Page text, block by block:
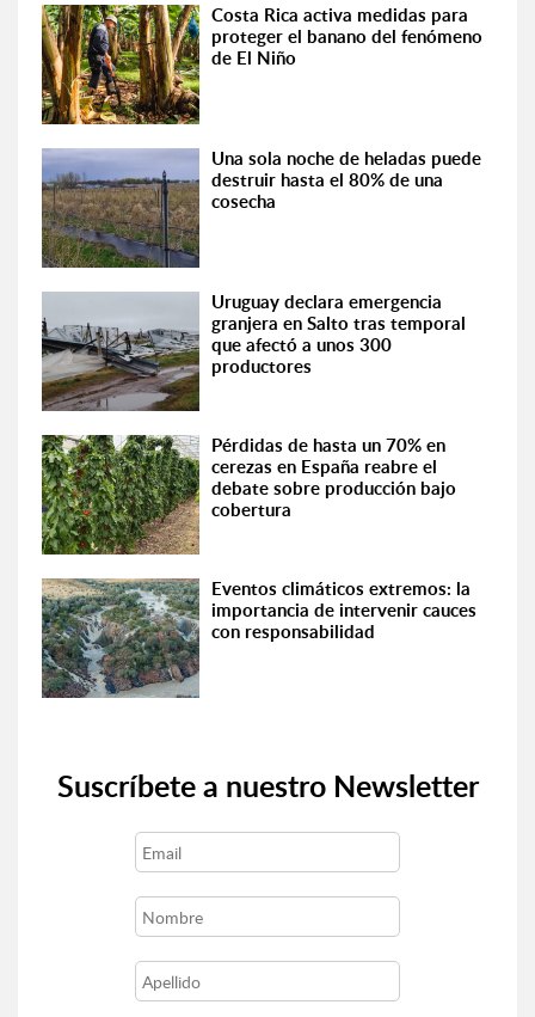
Costa Rica activa medidas para
proteger el banano del fenómeno
de El Niño
Una sola noche de heladas puede
destruir hasta el 80% de una
cosecha
Uruguay declara emergencia
granjera en Salto tras temporal
que afectó a unos 300
productores
Pérdidas de hasta un 70% en
cerezas en España reabre el
debate sobre producción bajo
cobertura
Eventos climáticos extremos: la
importancia de intervenir cauces
con responsabilidad
Suscríbete a nuestro Newsletter